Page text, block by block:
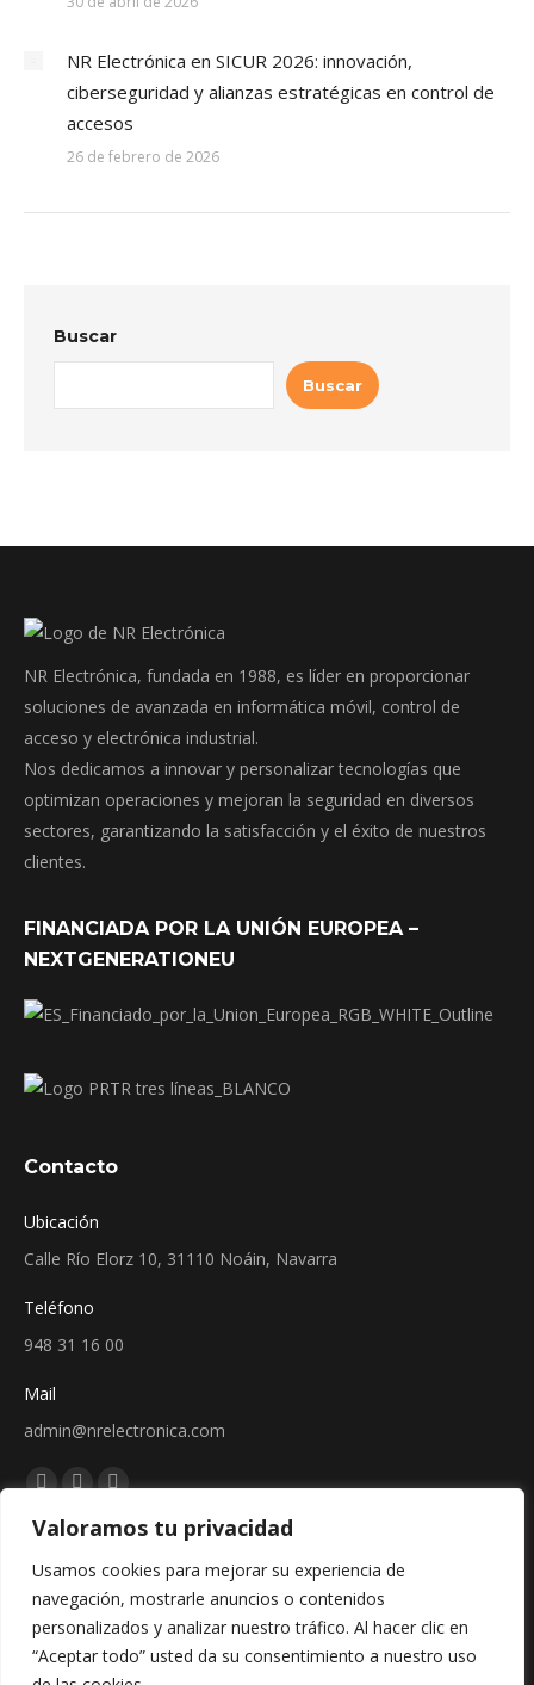
Valoramos tu privacidad
Usamos cookies para mejorar su experiencia de
navegación, mostrarle anuncios o contenidos
personalizados y analizar nuestro tráfico. Al hacer clic en
“Aceptar todo” usted da su consentimiento a nuestro uso
NR Electrónica en SICUR 2026: innovación,
ciberseguridad y alianzas estratégicas en control de
accesos
26 de febrero de 2026
Buscar
Buscar
NR Electrónica, fundada en 1988, es líder en proporcionar
soluciones de avanzada en informática móvil, control de
acceso y electrónica industrial.
Nos dedicamos a innovar y personalizar tecnologías que
optimizan operaciones y mejoran la seguridad en diversos
sectores, garantizando la satisfacción y el éxito de nuestros
clientes.
FINANCIADA POR LA UNIÓN EUROPEA –
NEXTGENERATIONEU
Contacto
Ubicación
Calle Río Elorz 10, 31110 Noáin, Navarra
Teléfono
948 31 16 00
Mail
admin@nrelectronica.com
Encuéntranos en:
Facebook
page
new
window
Linkedin
page
new
window
Instagram
page
new
window